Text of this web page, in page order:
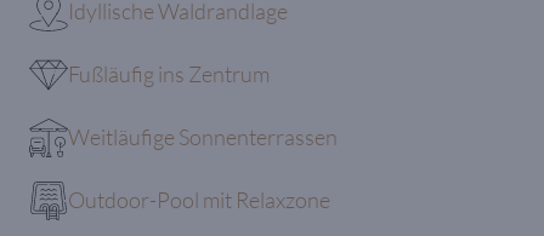
Idyllische Waldrandlage
Fußläufig ins Zentrum
Weitläufige Sonnenterrassen
Outdoor-Pool mit Relaxzone